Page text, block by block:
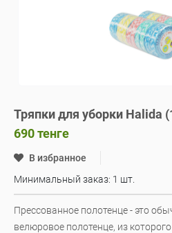
Тряпки для уборки Halida
690тенге
В избранное
Минимальный заказ: 1 шт.
Прессованное полотенце - это
велюровое полотенце, из